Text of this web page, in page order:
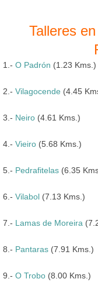
Talleres
1.- O Padrón (1.23 Kms.)
2.- Vilagocende (4.45
3.- Neiro (4.61 Kms.)
4.- Vieiro (5.68 Kms.)
5.- Pedrafitelas (6.35
6.- Vilabol (7.13 Kms.)
7.- Lamas de Moreira
8.- Pantaras (7.91 Kms.)
9.- O Trobo (8.00 Kms.)